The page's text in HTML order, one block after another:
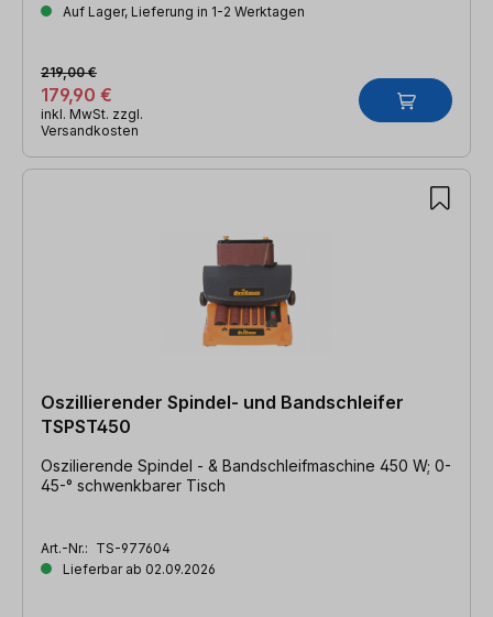
Auf Lager, Lieferung in 1-2 Werktagen
179,90 €
219,00 €
inkl. MwSt. zzgl.
Versandkosten
Oszillierender Spindel- und Bandschleifer
TSPST450
Oszilierende Spindel - & Bandschleifmaschine 450 W; 0-
45-° schwenkbarer Tisch
Art.-Nr.: TS-977604
Lieferbar ab 02.09.2026